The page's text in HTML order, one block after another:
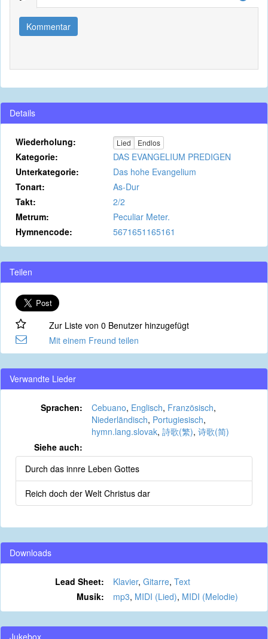
Kommentar
Details
Wiederholung: Lied Endlos
Kategorie:
DAS EVANGELIUM PREDIGEN
Unterkategorie:
Das hohe Evangelium
Tonart:
As-Dur
Takt:
2/2
Metrum:
Peculiar Meter.
Hymnencode:
5671651165161
Teilen
Zur Liste von 0 Benutzer hinzugefügt
Mit einem Freund teilen
Verwandte Lieder
Sprachen: Cebuano, Englisch, Französisch,
Niederländisch, Portugiesisch,
hymn.lang.slovak, 詩歌(繁), 诗歌(简)
Siehe auch:
Durch das innre Leben Gottes
Reich doch der Welt Christus dar
Downloads
Lead Sheet: Klavier, Gitarre, Text
Musik:
mp3, MIDI (Lied), MIDI (Melodie)
Jukebox